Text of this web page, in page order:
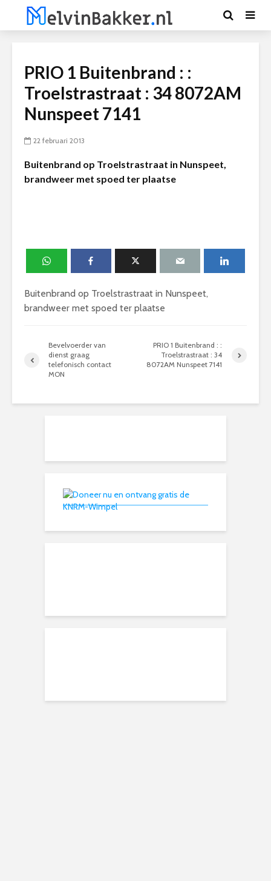
PRIO 1 Buitenbrand : :
Troelstrastraat : 34 8072AM
Nunspeet 7141
22 februari 2013
Buitenbrand op Troelstrastraat in Nunspeet,
brandweer met spoed ter plaatse
Buitenbrand op Troelstrastraat in Nunspeet,
brandweer met spoed ter plaatse
Bevelvoerder van
dienst graag
telefonisch contact
MON
PRIO 1 Buitenbrand : :
Troelstrastraat : 34
8072AM Nunspeet 7141